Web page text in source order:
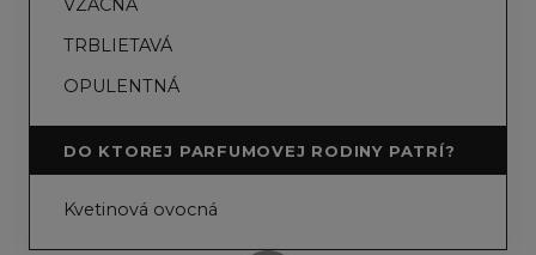
VZÁCNA
TRBLIETAVÁ
OPULENTNÁ
DO KTOREJ PARFUMOVEJ RODINY PATRÍ?
Kvetinová ovocná